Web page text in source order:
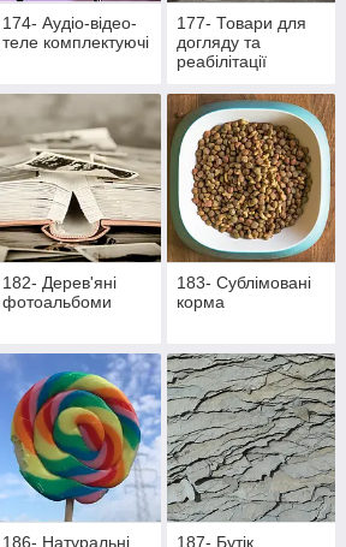
174- Аудіо-відео-
теле комплектуючі
177- Товари для
догляду та
реабілітації
активних пацієнтів
182- Дерев'яні
фотоальбоми
183- Сублімовані
корма
186- Натуральні 187- Бутік